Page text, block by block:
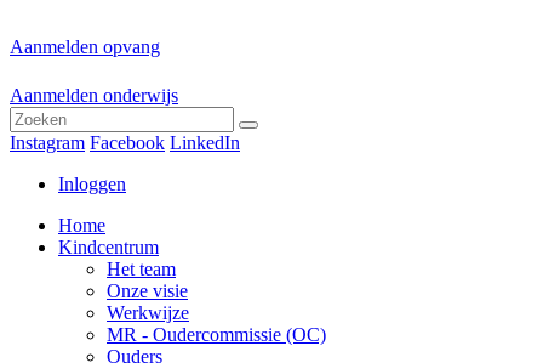
Aanmelden opvang
Aanmelden onderwijs
Instagram Facebook LinkedIn
Inloggen
Home
Kindcentrum
Het team
Onze visie
Werkwijze
MR - Oudercommissie (OC)
Ouders